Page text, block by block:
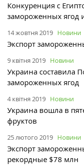
Конкуренция с
замороженных ягод
14 жовтня 2019 Новини
Экспорт
9 квітня 2019 Новини
Украина составила
замороженных ягод
4 квітня 2019 Новини
Украина вошла в
фруктов
25 лютого 2019 Новини
Экспорт
рекордные $78 млн